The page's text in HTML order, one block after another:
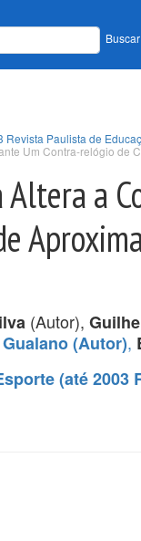
Buscar
Paulista de
Um Contra-relógio de
a
(Autor),
(Autor),
(até 2003